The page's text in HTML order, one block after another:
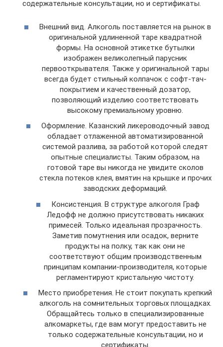
содержательные консультации, но и сертификаты.
Внешний вид. Алкоголь поставляется на рынок в
оригинальной удлиненной таре квадратной
формы. На основной этикетке бутылки
изображен великолепный парусник
первооткрывателя. Также у оригинальной тары
всегда будет стильный колпачок с софт-тач-
покрытием и качественный дозатор,
позволяющий изделию соответствовать
высокому премиальному уровню.
Оформление. Казанский ликероводочный завод
обладает отлаженной автоматизированной
системой разлива, за работой которой следят
опытные специалисты. Таким образом, на
готовой таре вы никогда не увидите сколов
стекла потеков клея, вмятин на крышке и прочих
заводских деформаций.
Консистенция. В структуре алкоголя Граф
Ледофф не должно присутствовать никаких
примесей. Только идеальная прозрачность.
Заметив помутнения или осадок, верните
продукты на полку, так как они не
соответствуют общим производственным
принципам компании-производителя, которые
регламентируют кристальную чистоту.
Место приобретения. Не стоит покупать крепкий
алкоголь на сомнительных торговых площадках.
Обращайтесь только в специализированные
алкомаркеты, где вам могут предоставить не
только содержательные консультации, но и
сертификаты.